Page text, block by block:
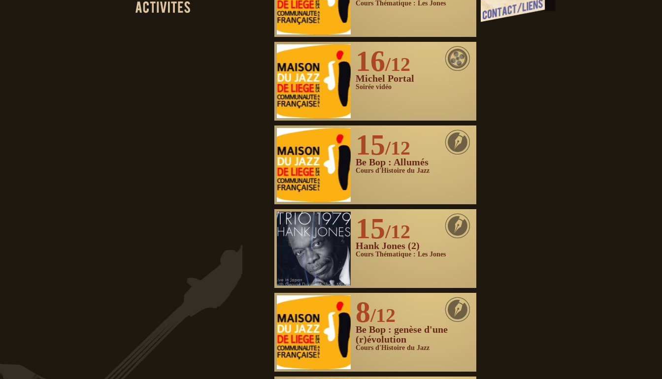
Cours Thématique : Les Jones
16/12
Michel Portal
Soirée vidéo
15/12
Be Bop : Allumés
Cours d'Histoire du Jazz
15/12
Hank Jones (2)
Cours Thématique : Les Jones
8/12
Be Bop : genèse d'une
(r)évolution
Cours d'Histoire du Jazz